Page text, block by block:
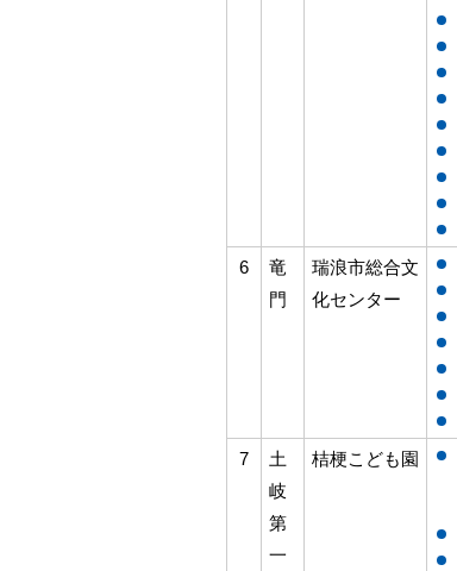
6
竜
門
瑞浪市総合文
化センター
7
土
岐
第
一
桔梗こども園